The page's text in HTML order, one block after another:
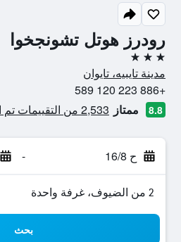
رودرز هوتل تشونجخوا
3 نجوم
مدينة تايبيه، تايوان
+886 223 120 589
8.8 ممتاز 2,533 من التقييمات تم التحقق منها
ح 16/8 -
2 من الضيوف، غرفة واحدة
بحث